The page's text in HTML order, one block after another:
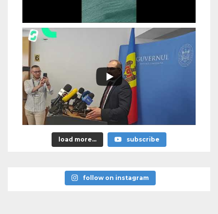
load more... subscribe
follow on instagram